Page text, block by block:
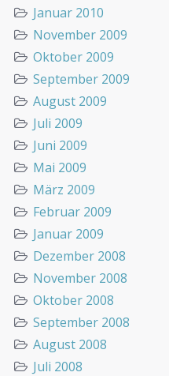
Januar 2010
November 2009
Oktober 2009
September 2009
August 2009
Juli 2009
Juni 2009
Mai 2009
März 2009
Februar 2009
Januar 2009
Dezember 2008
November 2008
Oktober 2008
September 2008
August 2008
Juli 2008